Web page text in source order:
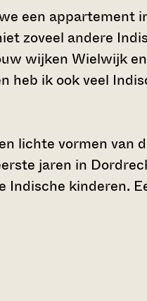
een appartement
zoveel andere
wijken Wielwijk
heb ik ook veel
lichte vormen van
jaren in
kinderen.